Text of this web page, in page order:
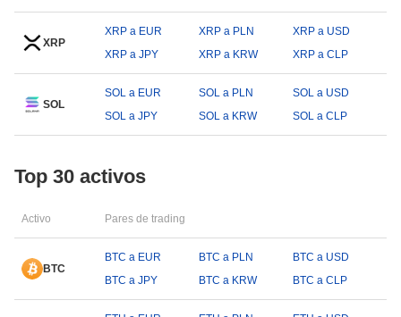
XRP
XRP a EUR XRP a PLN
XRP a USD
XRP a JPY
XRP a KRW XRP a CLP
SOL
SOL a EUR SOL a PLN
SOL a USD
SOL a JPY
SOL a KRW SOL a CLP
Top 30 activos
Activo Pares de trading
BTC
BTC a EUR BTC a PLN
BTC a USD
BTC a JPY
BTC a KRW BTC a CLP